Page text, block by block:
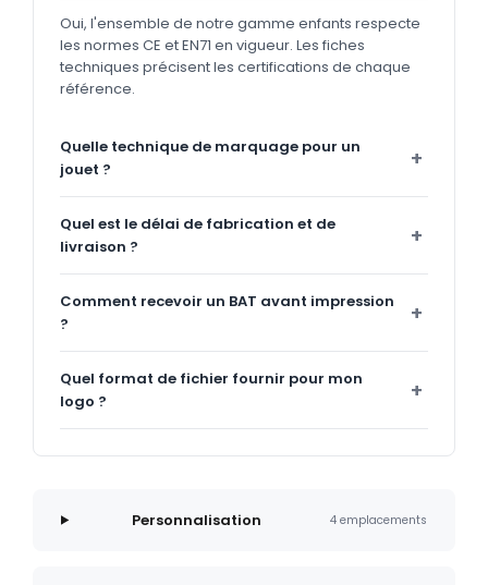
Oui, l'ensemble de notre gamme enfants respecte
les normes CE et EN71 en vigueur. Les fiches
techniques précisent les certifications de chaque
référence.
Quelle technique de marquage pour un
jouet ?
Quel est le délai de fabrication et de
livraison ?
Comment recevoir un BAT avant impression
?
Quel format de fichier fournir pour mon
logo ?
Personnalisation 4 emplacements